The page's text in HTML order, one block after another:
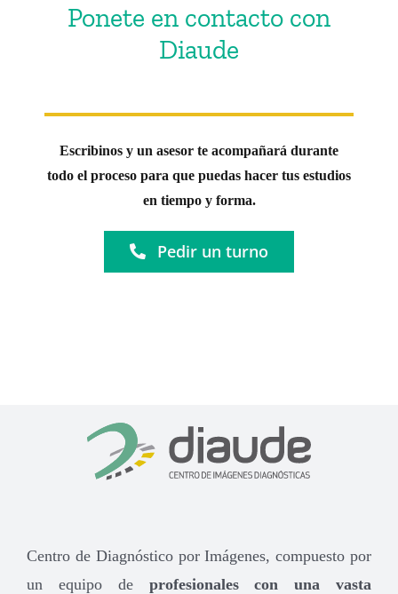
Ponete en contacto con
Diaude
Escribinos y un asesor te acompañará durante
todo el proceso para que puedas hacer tus estudios
en tiempo y forma.
Pedir un turno
Centro de Diagnóstico por Imágenes, compuesto por
un equipo de profesionales con una vasta